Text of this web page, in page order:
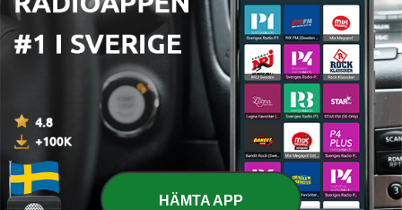
Göteborgsflickor by Sigge
Strömberg (1885 - 1920)
حواديت قبل النوم HÄMTA APP